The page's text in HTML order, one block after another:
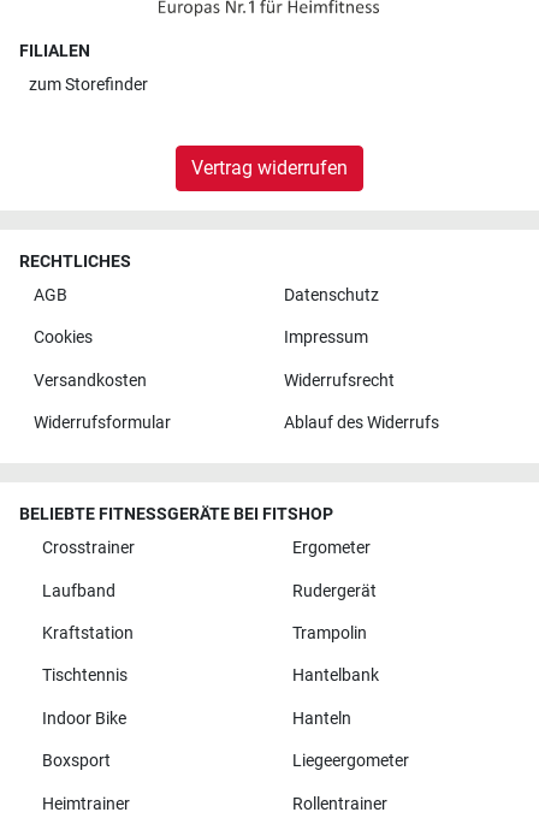
FILIALEN
zumStorefinder
Vertrag widerrufen
RECHTLICHES
AGB
Datenschutz
Cookies Impressum
Versandkosten Widerrufsrecht
Widerrufsformular Ablauf des Widerrufs
BELIEBTE FITNESSGERÄTE BEI FITSHOP
Crosstrainer
Ergometer
Laufband Rudergerät
Kraftstation Trampolin
Tischtennis Hantelbank
Indoor Bike Hanteln
Boxsport Liegeergometer
Heimtrainer Rollentrainer